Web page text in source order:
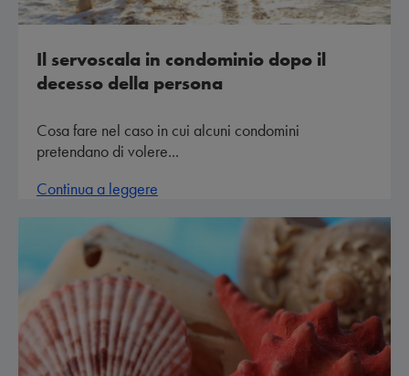
Il servoscala in condominio dopo il
decesso della persona
Cosa fare nel caso in cui alcuni condomini
pretendano di volere...
Continua a leggere